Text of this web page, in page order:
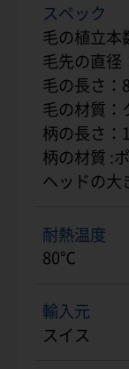
スペック
毛の植立本
毛先の直径
毛の長さ：
毛の材質：
柄の長さ：
柄の材質 :
ヘッドの
耐熱温度
80℃
輸入元
スイス